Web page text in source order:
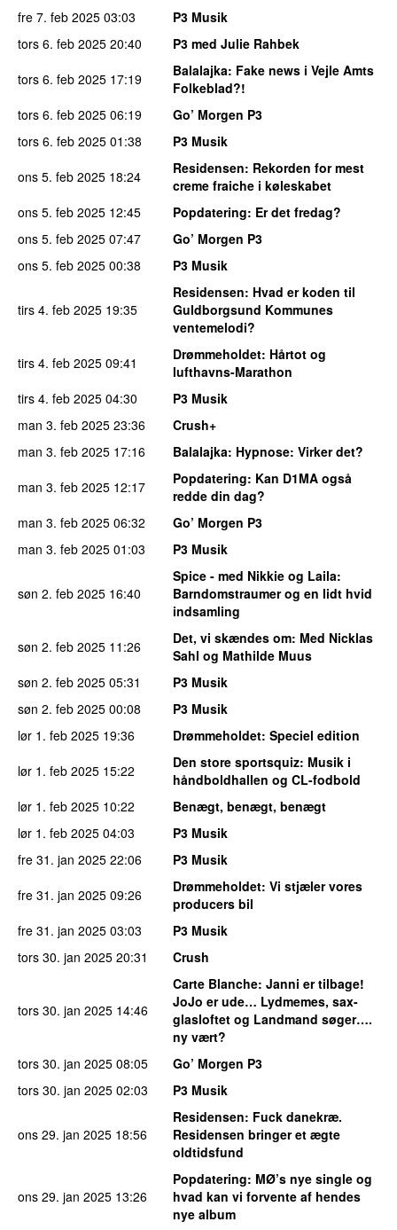
fre 7. feb 2025 03:03
P3 Musik
tors 6. feb 2025 20:40
P3 med Julie Rahbek
tors 6. feb 2025 17:19 Balalajka: Fake news i Vejle Amts
Folkeblad?!
tors 6. feb 2025 06:19
Go’ Morgen P3
tors 6. feb 2025 01:38
P3 Musik
ons 5. feb 2025 18:24 Residensen: Rekorden for mest
creme fraiche i køleskabet
ons 5. feb 2025 12:45 Popdatering: Er det fredag?
ons 5. feb 2025 07:47
Go’ Morgen P3
ons 5. feb 2025 00:38 P3 Musik
tirs 4. feb 2025 19:35
Residensen: Hvad er koden til
Guldborgsund Kommunes
ventemelodi?
tirs 4. feb 2025 09:41 Drømmeholdet: Hårtot og
lufthavns-Marathon
tirs 4. feb 2025 04:30
P3 Musik
man 3. feb 2025 23:36
Crush+
man 3. feb 2025 17:16 Balalajka: Hypnose: Virker det?
man 3. feb 2025 12:17 Popdatering: Kan D1MA også
redde din dag?
man 3. feb 2025 06:32
Go’ Morgen P3
man 3. feb 2025 01:03 P3 Musik
søn 2. feb 2025 16:40
Spice - med Nikkie og Laila:
Barndomstraumer og en lidt hvid
indsamling
søn 2. feb 2025 11:26 Det, vi skændes om: Med Nicklas
Sahl og Mathilde Muus
søn 2. feb 2025 05:31
P3 Musik
søn 2. feb 2025 00:08
P3 Musik
lør 1. feb 2025 19:36 Drømmeholdet: Speciel edition
lør 1. feb 2025 15:22 Den store sportsquiz: Musik i
håndboldhallen og CL-fodbold
lør 1. feb 2025 10:22
Benægt, benægt, benægt
lør 1. feb 2025 04:03
P3 Musik
fre 31. jan 2025 22:06
P3 Musik
fre 31. jan 2025 09:26 Drømmeholdet: Vi stjæler vores
producers bil
fre 31. jan 2025 03:03
P3 Musik
tors 30. jan 2025 20:31 Crush
tors 30. jan 2025 14:46
Carte Blanche: Janni er tilbage!
JoJo er ude… Lydmemes, sax-
glasloftet og Landmand søger….
ny vært?
tors 30. jan 2025 08:05
Go’ Morgen P3
tors 30. jan 2025 02:03 P3 Musik
ons 29. jan 2025 18:56
Residensen: Fuck danekræ.
Residensen bringer et ægte
oldtidsfund
ons 29. jan 2025 13:26
Popdatering: MØ’s nye single og
hvad kan vi forvente af hendes
nye album